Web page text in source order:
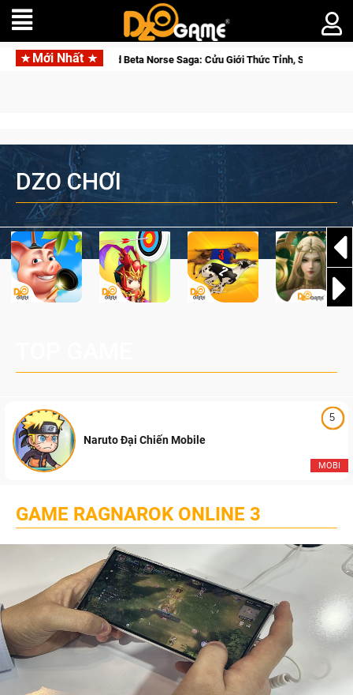
Mới Nhất
Gia Nhập Closed Beta Norse Saga: Cửu Giới Thức Tỉnh, Săn DJI Osmo
DZO CHƠI
5
MOBI
Naruto Đại Chiến Mobile
GAME RAGNAROK ONLINE 3